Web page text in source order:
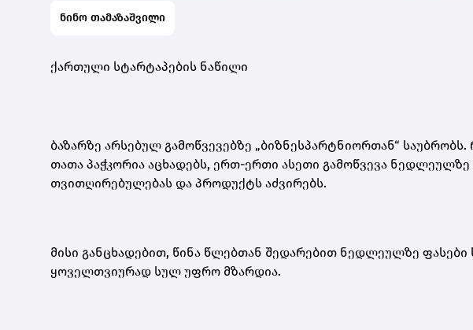
ნინო თამაზაშვილი
ქართული სტარტაპების ნაწილი
ბაზარზე არსებულ გამოწვევებზე „ბიზნესპარტნიორთან“
თათა პაჭკორია აცხადებს, ერთ-ერთი ასეთი გამოწვევა
თვითღირებულებას და პროდუქტს აძვირებს.
მისი განცხადებით, წინა წლებთან შედარებით ნედლეულზე
ყოველთვიურად სულ უფრო მზარდია.